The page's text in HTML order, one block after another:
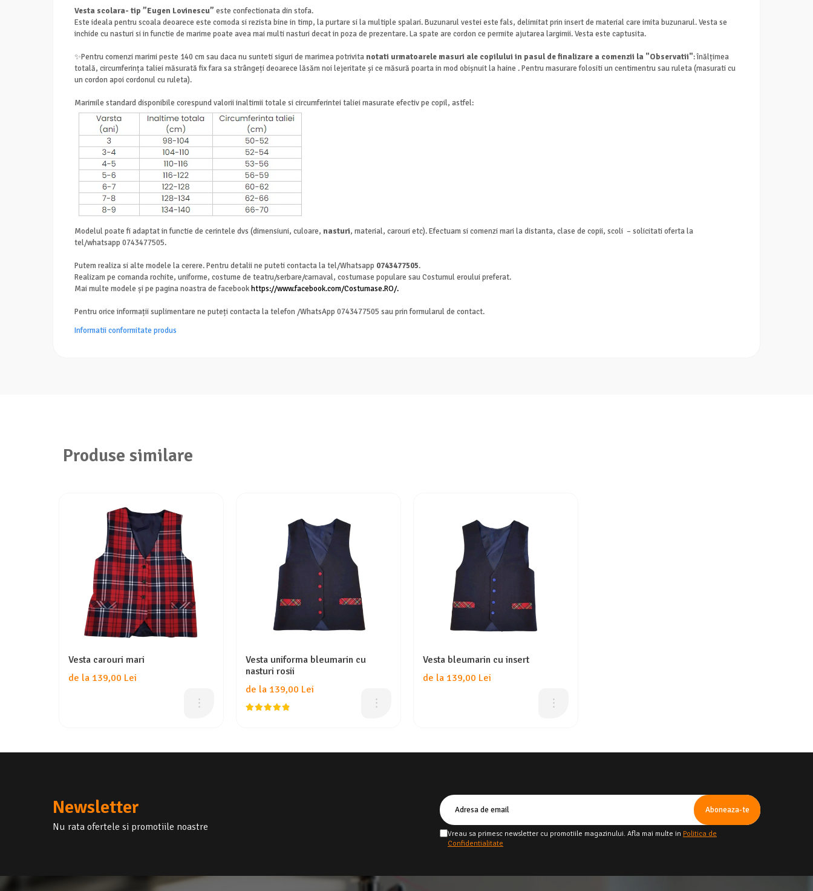
Vesta scolara- tip ”Eugen Lovinescu” este confectionata din stofa.
Este ideala pentru scoala deoarece este comoda si rezista bine in timp, la purtare si la multiple spalari. Buzunarul vestei este fals, delimitat prin insert de material care imita buzunarul. Vesta se
inchide cu nasturi si in functie de marime poate avea mai multi nasturi decat in poza de prezentare. La spate are cordon ce permite ajutarea largimii. Vesta este captusita.
✨Pentru comenzi marimi peste 140 cm sau daca nu sunteti siguri de marimea potrivita notati urmatoarele masuri ale copilului in pasul de finalizare a comenzii la "Observatii": înălțimea
totală, circumferința taliei măsurată fix fara sa strângeți deoarece lăsăm noi lejeritate și ce măsură poarta in mod obișnuit la haine . Pentru masurare folositi un centimentru sau ruleta (masurati cu
un cordon apoi cordonul cu ruleta).
Marimile standard disponibile corespund valorii inaltimii totale si circumferintei taliei masurate efectiv pe copil, astfel:
Modelul poate fi adaptat in functie de cerintele dvs (dimensiuni, culoare, nasturi, material, carouri etc). Efectuam si comenzi mari la distanta, clase de copii, scoli – solicitati oferta la
tel/whatsapp 0743477505.
Putem realiza si alte modele la cerere. Pentru detalii ne puteti contacta la tel/Whatsapp 0743477505.
Realizam pe comanda rochite, uniforme, costume de teatru/serbare/carnaval, costumase populare sau Costumul eroului preferat.
Mai multe modele și pe pagina noastra de facebook https://www.facebook.com/Costumase.RO/.
Pentru orice informații suplimentare ne puteți contacta la telefon /WhatsApp 0743477505 sau prin formularul de contact.
Informatii conformitate produs
Produse similare
Vesta carouri mari
de la 139,00 Lei
Vesta uniforma bleumarin cu
nasturi rosii
de la 139,00 Lei
Vesta bleumarin cu insert
de la 139,00 Lei
Newsletter
Nu rata ofertele si promotiile noastre
Vreau sa primesc newsletter cu promotiile magazinului. Afla mai multe in Politica de
Confidentialitate